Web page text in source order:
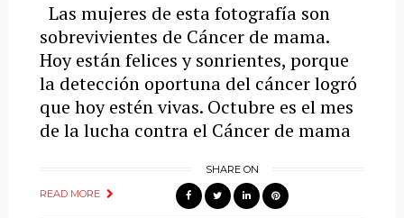
Las mujeres de esta fotografía son
sobrevivientes de Cáncer de mama.
Hoy están felices y sonrientes, porque
la detección oportuna del cáncer logró
que hoy estén vivas. Octubre es el mes
de la lucha contra el Cáncer de mama
READ MORE
SHARE ON